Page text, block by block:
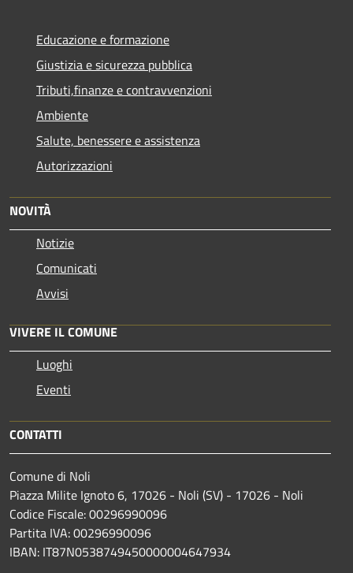
Educazione e formazione
Giustizia e sicurezza pubblica
Tributi,finanze e contravvenzioni
Ambiente
Salute, benessere e assistenza
Autorizzazioni
NOVITÀ
Notizie
Comunicati
Avvisi
VIVERE IL COMUNE
Luoghi
Eventi
CONTATTI
Comune di Noli
Piazza Milite Ignoto 6, 17026 - Noli (SV) - 17026 - Noli
Codice Fiscale: 00296990096
Partita IVA: 00296990096
IBAN: IT87N0538749450000004647934